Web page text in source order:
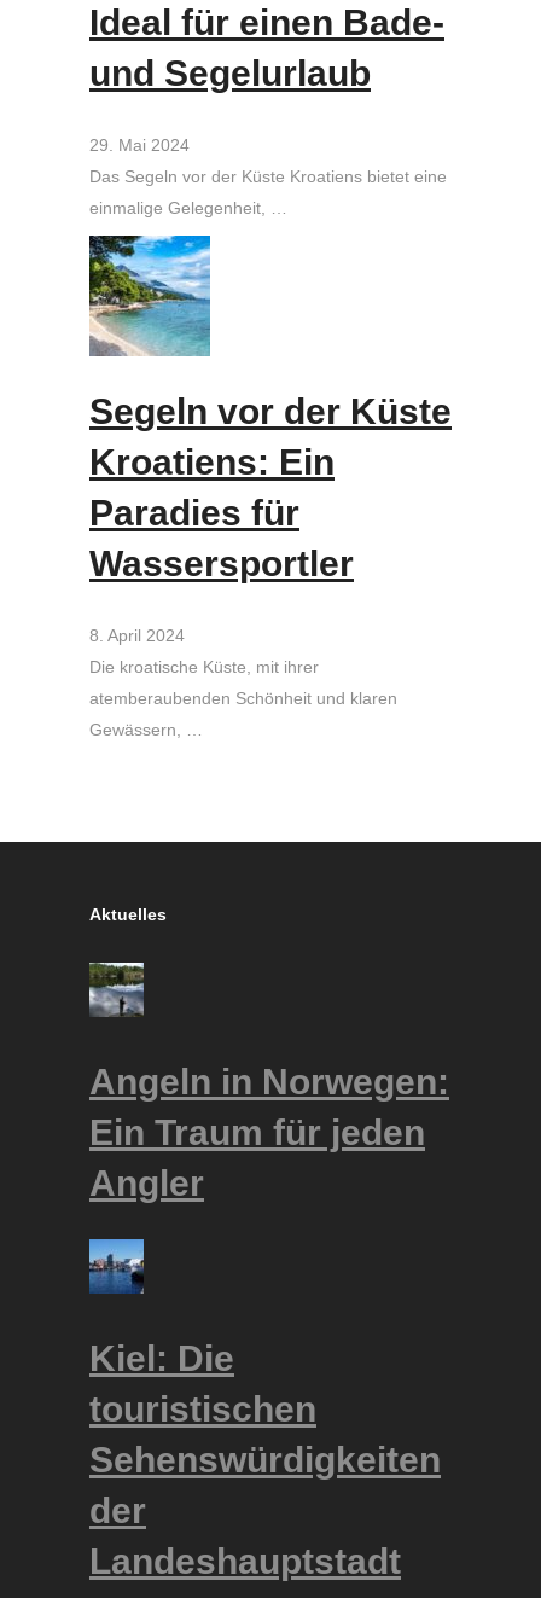
Ideal für einen Bade-
und Segelurlaub
29. Mai 2024
Das Segeln vor der Küste Kroatiens bietet eine
einmalige Gelegenheit, …
Segeln vor der Küste
Kroatiens: Ein
Paradies für
Wassersportler
8. April 2024
Die kroatische Küste, mit ihrer
atemberaubenden Schönheit und klaren
Gewässern, …
Aktuelles
Angeln in Norwegen:
Ein Traum für jeden
Angler
Kiel: Die
touristischen
Sehenswürdigkeiten
der
Landeshauptstadt